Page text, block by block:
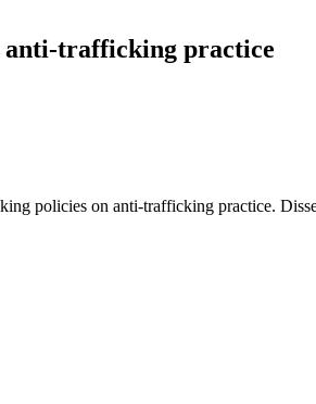
anti-trafficking practice
policies on anti-trafficking practice.